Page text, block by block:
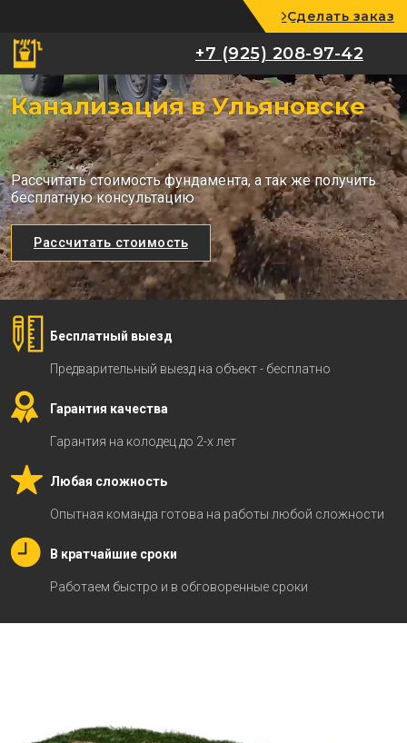
+7 (925) 208-97-42
Сделать заказ
+7 (925) 208-97-42
Канализация в Ульяновске
Рассчитать стоимость фундамента, а так же получить
бесплатную консультацию
Рассчитать стоимость
Бесплатный выезд
Предварительный выезд на объект - бесплатно
Гарантия качества
Гарантия на колодец до 2-х лет
Любая сложность
Опытная команда готова на работы любой сложности
В кратчайшие сроки
Работаем быстро и в обговоренные сроки